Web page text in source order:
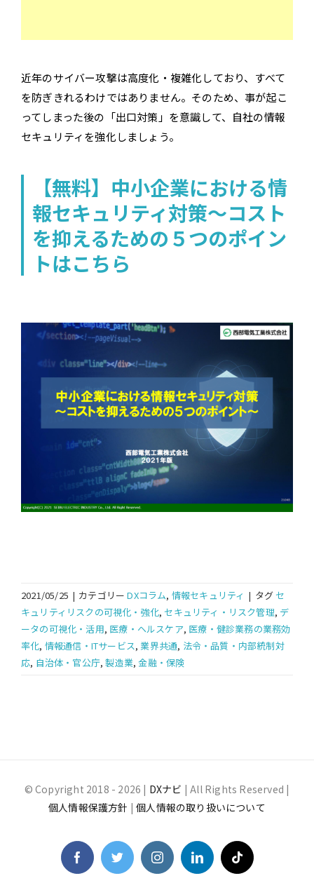
近年のサイバー攻撃は高度化・複雑化しており、すべて
を防ぎきれるわけではありません。そのため、事が起こ
ってしまった後の「出口対策」を意識して、自社の情報
セキュリティを強化しましょう。
【無料】中小企業における情
報セキュリティ対策～コスト
を抑えるための５つのポイン
トはこちら
2021/05/25 | カテゴリーDXコラム, 情報セキュリティ | タグ セ
キュリティリスクの可視化・強化, セキュリティ・リスク管理, デ
ータの可視化・活用, 医療・ヘルスケア, 医療・健診業務の業務効
率化, 情報通信・ITサービス, 業界共通, 法令・品質・内部統制対
応, 自治体・官公庁,製造業,金融・保険
© Copyright 2018 - 2026 | DXナビ | All Rights Reserved |
個人情報保護方針 |個人情報の取り扱いについて
FacebookTwitterInstagramLinkedInTiktok